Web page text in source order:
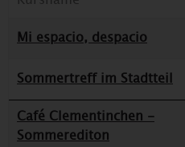
Mi espacio, despacio
Sommertreff im Stadtteil
Café Clementinchen -
Sommerediton